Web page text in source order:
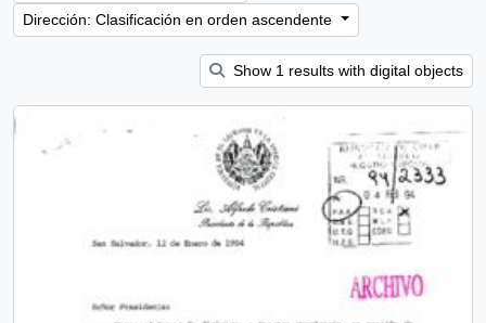
Dirección: Clasificación en orden ascendente
Show 1 results with digital objects